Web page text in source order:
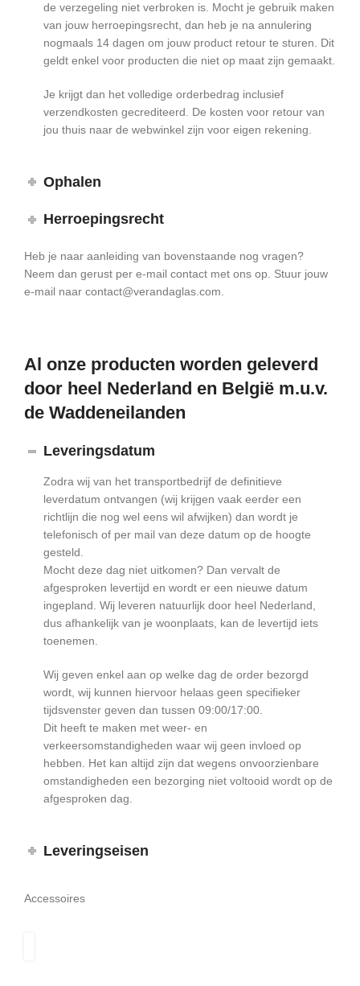
de verzegeling niet verbroken is. Mocht je gebruik maken
van jouw herroepingsrecht, dan heb je na annulering
nogmaals 14 dagen om jouw product retour te sturen. Dit
geldt enkel voor producten die niet op maat zijn gemaakt.
Je krijgt dan het volledige orderbedrag inclusief
verzendkosten gecrediteerd. De kosten voor retour van
jou thuis naar de webwinkel zijn voor eigen rekening.
Ophalen
Herroepingsrecht
Heb je naar aanleiding van bovenstaande nog vragen?
Neem dan gerust per e-mail contact met ons op. Stuur jouw
e-mail naar contact@verandaglas.com.
Al onze producten worden geleverd
door heel Nederland en België m.u.v.
de Waddeneilanden
Leveringsdatum
Zodra wij van het transportbedrijf de definitieve
leverdatum ontvangen (wij krijgen vaak eerder een
richtlijn die nog wel eens wil afwijken) dan wordt je
telefonisch of per mail van deze datum op de hoogte
gesteld.
Mocht deze dag niet uitkomen? Dan vervalt de
afgesproken levertijd en wordt er een nieuwe datum
ingepland. Wij leveren natuurlijk door heel Nederland,
dus afhankelijk van je woonplaats, kan de levertijd iets
toenemen.
Wij geven enkel aan op welke dag de order bezorgd
wordt, wij kunnen hiervoor helaas geen specifieker
tijdsvenster geven dan tussen 09:00/17:00.
Dit heeft te maken met weer- en
verkeersomstandigheden waar wij geen invloed op
hebben. Het kan altijd zijn dat wegens onvoorzienbare
omstandigheden een bezorging niet voltooid wordt op de
afgesproken dag.
Leveringseisen
Accessoires